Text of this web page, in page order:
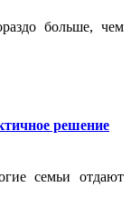
больше, чем
решение
семьи отдают